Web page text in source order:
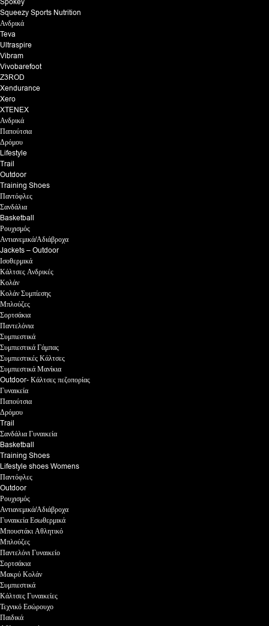
Squeezy Sports Nutrition
Ανδρικά
Teva
Ultraspire
Vibram
Vivobarefoot
Z3ROD
Xendurance
Xero
XTENEX
Ανδρικά
Παπούτσια
Δρόμου
Lifestyle
Trail
Outdoor
Training Shoes
Παντόφλες
Σανδάλια
Basketball
Ρουχισμός
Αντιανεμικά/Αδιάβροχα
Jackets – Outdoor
Ισοθερμικά
Κάλτσες Ανδρικές
Κολάν
Κολάν Συμπίεσης
Μπλούζες
Σορτσάκια
Παντελόνια
Συμπιεστικά
Συμπιεστικά Γάμπας
Συμπιεστικές Κάλτσες
Συμπιεστικά Μανίκια
Outdoor- Κάλτσες πεζοπορίας
Γυναικεία
Παπούτσια
Δρόμου
Trail
Σανδάλια Γυναικεία
Basketball
Training Shoes
Lifestyle shoes Womens
Παντόφλες
Outdoor
Ρουχισμός
Αντιανεμικά/Αδιάβροχα
Γυναικεία Εσωθερμικά
Μπουστάκι Αθλητικό
Μπλούζες
Παντελόνι Γυναικείο
Σορτσάκια
Μακρύ Κολάν
Συμπιεστικά
Κάλτσες Γυναικείες
Τεχνικό Εσώρουχο
Παιδικά